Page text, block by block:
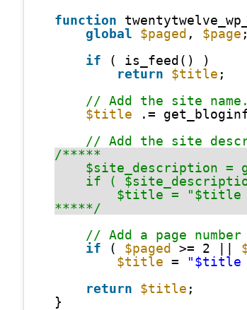
function
global
$paged , $page ;
if
( is_feed() )
return
$title ;
// Add the site name.
$title
.=
// Add the site
/*****
$site_description
if (
$title = "$title
*****/
// Add a page
if
( $paged >= 2 ||
$title = "$title
return
$title ;
}